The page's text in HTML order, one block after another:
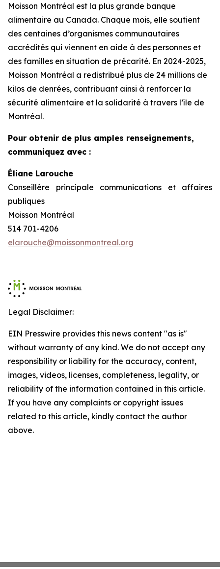
Moisson Montréal est la plus grande banque
alimentaire au Canada. Chaque mois, elle soutient
des centaines d’organismes communautaires
accrédités qui viennent en aide à des personnes et
des familles en situation de précarité. En 2024-2025,
Moisson Montréal a redistribué plus de 24 millions de
kilos de denrées, contribuant ainsi à renforcer la
sécurité alimentaire et la solidarité à travers l’île de
Montréal.
Pour obtenir de plus amples renseignements,
communiquez avec :
Éliane Larouche
Conseillère principale communications et affaires
publiques
Moisson Montréal
514 701-4206
elarouche@moissonmontreal.org
Legal Disclaimer:
EIN Presswire provides this news content "as is"
without warranty of any kind. We do not accept any
responsibility or liability for the accuracy, content,
images, videos, licenses, completeness, legality, or
reliability of the information contained in this article.
If you have any complaints or copyright issues
related to this article, kindly contact the author
above.